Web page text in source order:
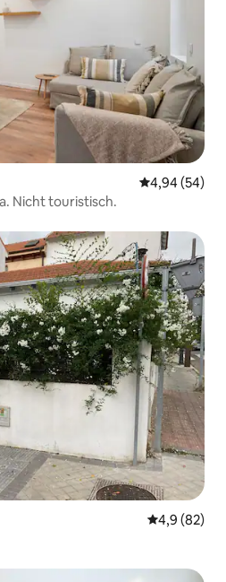
4,94 (54)
Nicht touristisch.
4,9 (82)